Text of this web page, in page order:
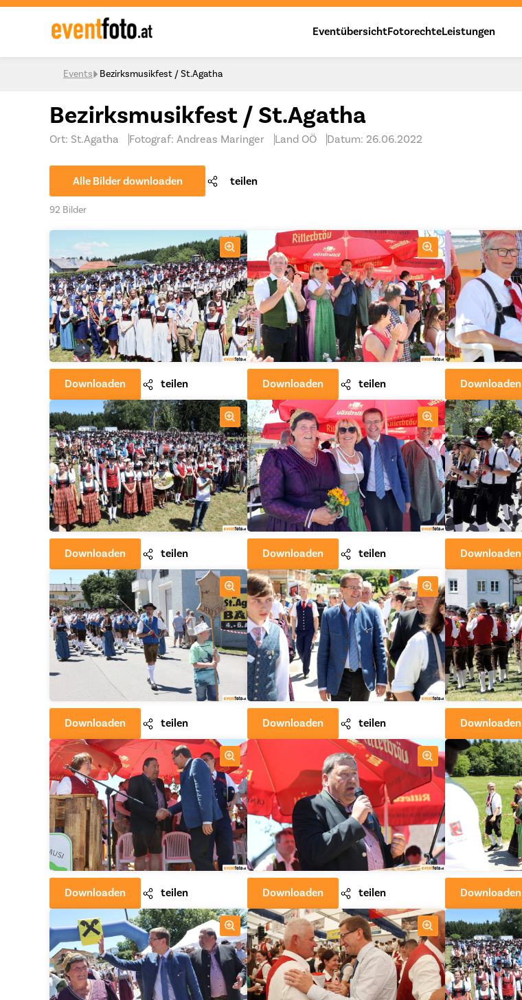
Skip to content
EventübersichtFotorechteLeistungen
Events Bezirksmusikfest / St.Agatha
Bezirksmusikfest / St.Agatha
Ort: St.Agatha Fotograf: Andreas Maringer Land OÖ Datum: 26.06.2022
Alle Bilder downloaden teilen
92 Bilder
Downloaden teilen Downloaden teilen Downloaden
Downloaden teilen Downloaden teilen Downloaden
Downloaden teilen Downloaden teilen Downloaden
Downloaden teilen Downloaden teilen Downloaden